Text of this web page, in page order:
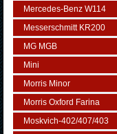
Mercedes-Benz W114
Messerschmitt KR200
MG MGB
Mini
Morris Minor
Morris Oxford Farina
Moskvich-402/407/403